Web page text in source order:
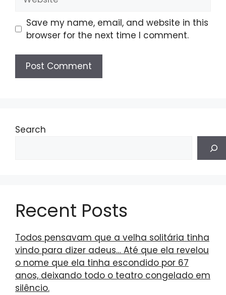
Save my name, email, and website in this
browser for the next time I comment.
Search
Recent Posts
Todos pensavam que a velha solitária tinha
vindo para dizer adeus… Até que ela revelou
o nome que ela tinha escondido por 67
anos, deixando todo o teatro congelado em
silêncio.